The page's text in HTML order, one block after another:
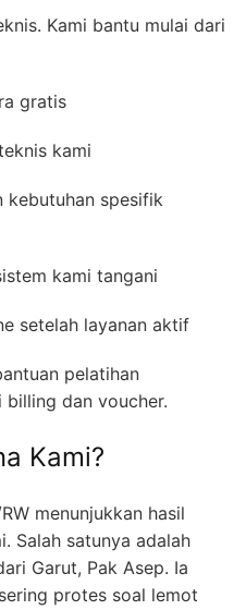
Kami bantu mulai dari
gratis
kami
kebutuhan spesifik
kami tangani
setelah layanan aktif
pelatihan
billing dan voucher.
Kami?
menunjukkan hasil
Salah satunya adalah
Garut, Pak Asep. Ia
protes soal lemot